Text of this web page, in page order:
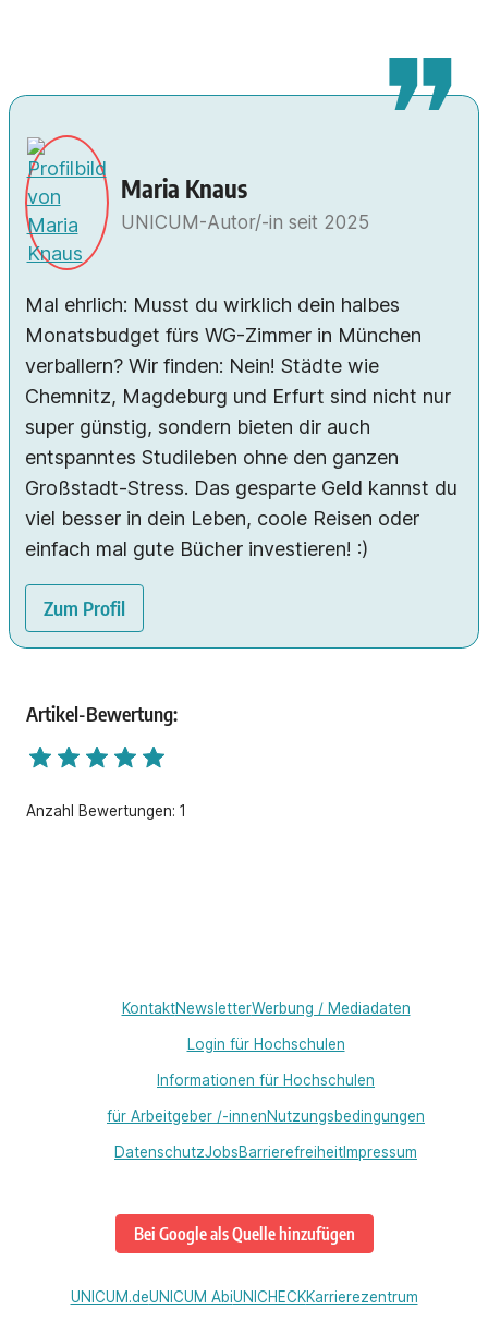
Maria Knaus
UNICUM-Autor/-in seit 2025
Mal ehrlich: Musst du wirklich dein halbes
Monatsbudget fürs WG-Zimmer in München
verballern? Wir finden: Nein! Städte wie
Chemnitz, Magdeburg und Erfurt sind nicht nur
super günstig, sondern bieten dir auch
entspanntes Studileben ohne den ganzen
Großstadt-Stress. Das gesparte Geld kannst du
viel besser in dein Leben, coole Reisen oder
einfach mal gute Bücher investieren! :)
Zum Profil
Artikel-Bewertung:
Anzahl Bewertungen: 1
KontaktNewsletterWerbung / Mediadaten
Login für Hochschulen
Informationen für Hochschulen
für Arbeitgeber /-innenNutzungsbedingungen
DatenschutzJobsBarrierefreiheitImpressum
Bei Google als Quelle hinzufügen
UNICUM.deUNICUM AbiUNICHECKKarrierezentrum